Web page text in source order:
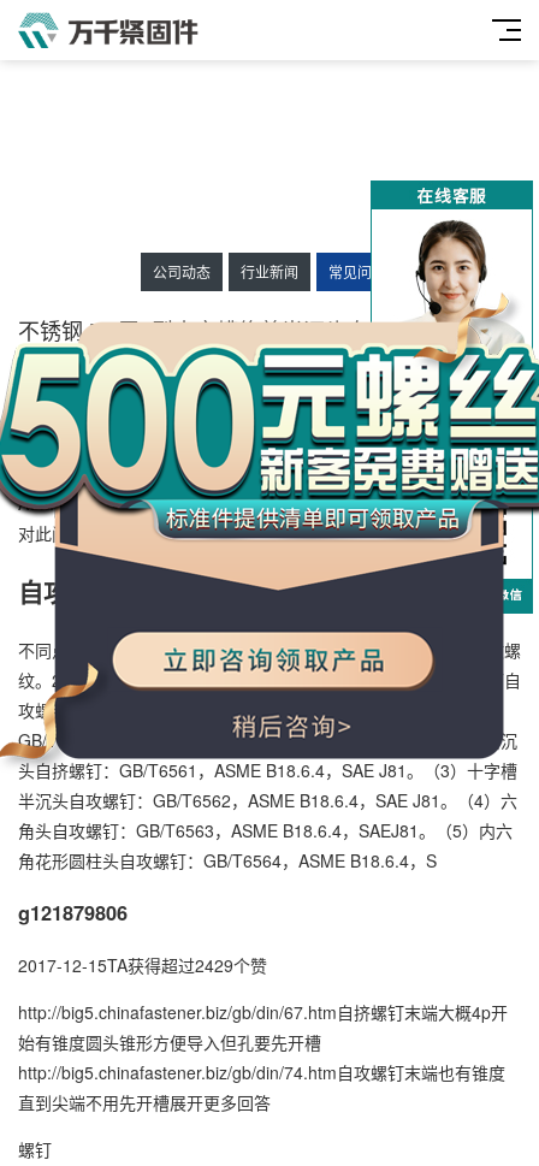
公司动态 行业新闻 常见问题
不锈钢 BP牙II型十字槽修剪半沉头自攻螺钉
ASME/ANSI B18.6.4
发布时间：2025-09-04 13:58:41 人气：283
来源：万千紧固件
大家好今天来介绍不锈钢 BP牙II型十字槽修剪半沉头自攻螺钉
ASME/ANSI B18.6.4(标准件的解释)的问题，以下是万千紧固件小编
对此问题的归纳整理，来看看吧。
自攻螺钉和自挤螺钉有什么不同
不同点：1、自攻螺钉的螺丝一般为机螺纹，而 自挤螺钉采用自攻螺
纹。2、在扳拧方式中， 自挤为确保高速自动采用了装配扳手，而自
攻螺钉采用开槽。螺钉型号如下：（1）十字槽盘头自攻螺钉：
GB/T6560，ASME B18.6.4,SAE J81，? SAE J81。（2）十字槽沉
头自挤螺钉：GB/T6561，ASME B18.6.4，SAE J81。（3）十字槽
半沉头自攻螺钉：GB/T6562，ASME B18.6.4，SAE J81。（4）六
角头自攻螺钉：GB/T6563，ASME B18.6.4，SAEJ81。（5）内六
角花形圆柱头自攻螺钉：GB/T6564，ASME B18.6.4，S
g121879806
2017-12-15TA获得超过2429个赞
http://big5.chinafastener.biz/gb/din/67.htm自挤螺钉末端大概4p开
始有锥度圆头锥形方便导入但孔要先开槽
http://big5.chinafastener.biz/gb/din/74.htm自攻螺钉末端也有锥度
直到尖端不用先开槽展开更多回答
螺钉
工
品